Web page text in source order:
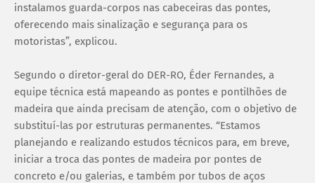
instalamos guarda-corpos nas cabeceiras das pontes,
oferecendo mais sinalização e segurança para os
motoristas”, explicou.
Segundo o diretor-geral do DER-RO, Éder Fernandes, a
equipe técnica está mapeando as pontes e pontilhões de
madeira que ainda precisam de atenção, com o objetivo de
substituí-las por estruturas permanentes. “Estamos
planejando e realizando estudos técnicos para, em breve,
iniciar a troca das pontes de madeira por pontes de
concreto e/ou galerias, e também por tubos de aços